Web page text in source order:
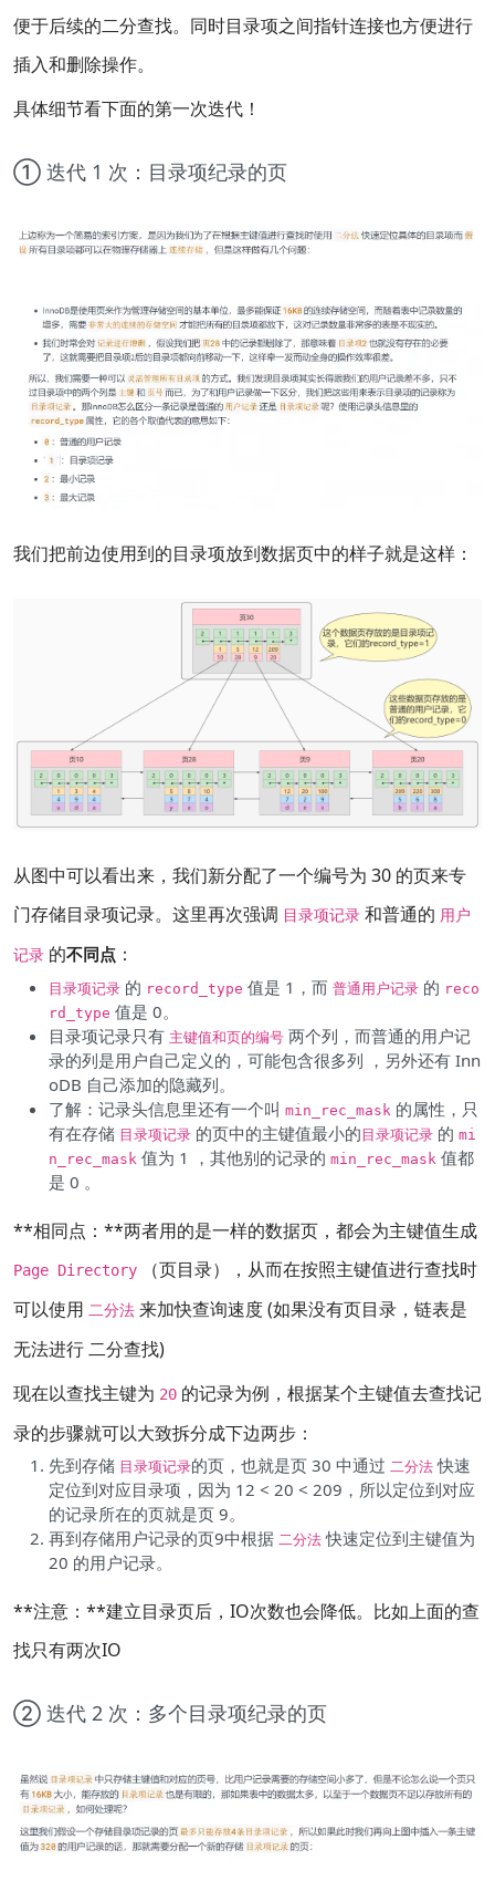
便于后续的二分查找。同时目录项之间指针连接也方便进行
插入和删除操作。
具体细节看下面的第一次迭代！
① 迭代 1 次：目录项纪录的页
我们把前边使用到的目录项放到数据页中的样子就是这样：
从图中可以看出来，我们新分配了一个编号为 30 的页来专
门存储目录项记录。这里再次强调 目录项记录 和普通的 用户
记录 的不同点 ：
目录项记录 的 record_type 值是 1，而 普通用户记录 的 reco
rd_type 值是 0。
目录项记录只有 主键值和页的编号 两个列，而普通的用户记
录的列是用户自己定义的，可能包含很多列 ，另外还有 Inn
oDB 自己添加的隐藏列。
了解：记录头信息里还有一个叫 min_rec_mask 的属性，只
有在存储 目录项记录 的页中的主键值最小的 目录项记录 的 mi
n_rec_mask 值为 1 ，其他别的记录的 min_rec_mask 值都
是 0 。
**相同点：**两者用的是一样的数据页，都会为主键值生成
Page Directory
（页目录），从而在按照主键值进行查找时
可以使用 二分法 来加快查询速度 (如果没有页目录，链表是
无法进行 二分查找)
现在以查找主键为 20 的记录为例，根据某个主键值去查找记
录的步骤就可以大致拆分成下边两步：
先到存储 目录项记录的页，也就是页 30 中通过 二分法 快速
定位到对应目录项，因为 12 < 20 < 209，所以定位到对应
的记录所在的页就是页 9。
再到存储用户记录的页9中根据 二分法 快速定位到主键值为
20 的用户记录。
**注意：**建立目录页后，IO次数也会降低。比如上面的查
找只有两次IO
② 迭代 2 次：多个目录项纪录的页